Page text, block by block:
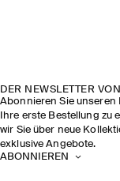
DER NEWSLETTER
Abonnieren Sie unseren
Ihre erste Bestellung zu
wir Sie über neue
exklusive Angebote.
ABONNIEREN